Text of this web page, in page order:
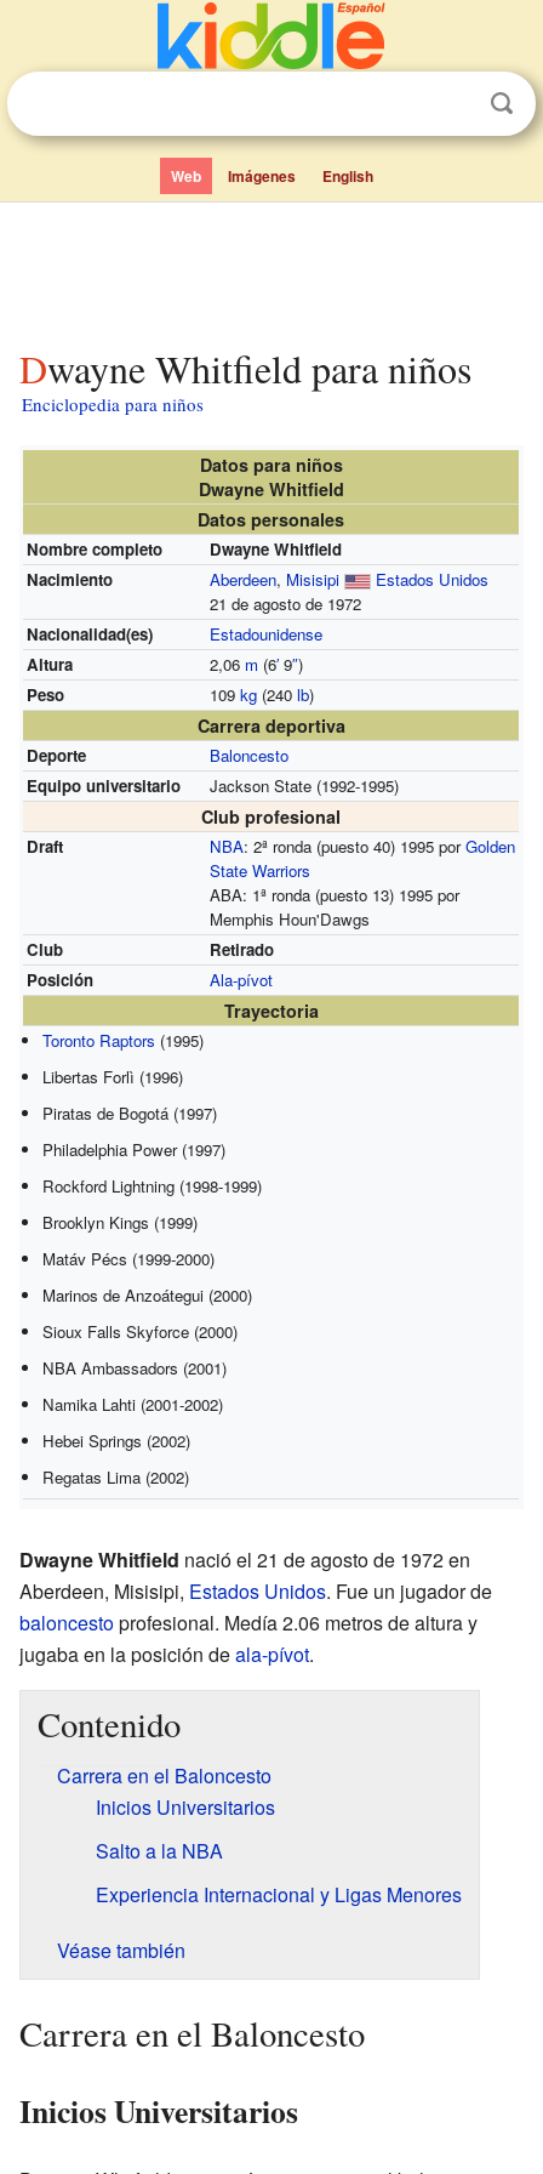
Web Imágenes English
Dwayne Whitfield para niños
Enciclopedia para niños
Datos para niños
Dwayne Whitfield
Datos personales
Nombre completo
Dwayne Whitfield
Nacimiento
Aberdeen, Misisipi
Estados Unidos
21 de agosto de 1972
Nacionalidad(es)
Estadounidense
Altura
2,06 m (6′9″)
Peso
109 kg(240 lb)
Carrera deportiva
Deporte
Baloncesto
Equipo universitario
Jackson State (1992-1995)
Club profesional
Draft NBA: 2ª ronda (puesto 40) 1995 porGolden
State Warriors
ABA: 1ª ronda (puesto 13) 1995 por
Memphis Houn'Dawgs
Club
Retirado
Posición
Ala-pívot
Trayectoria
Toronto Raptors (1995)
Libertas Forlì (1996)
Piratas de Bogotá (1997)
Philadelphia Power (1997)
Rockford Lightning (1998-1999)
Brooklyn Kings (1999)
Matáv Pécs (1999-2000)
Marinos de Anzoátegui (2000)
Sioux Falls Skyforce (2000)
NBA Ambassadors (2001)
Namika Lahti (2001-2002)
Hebei Springs (2002)
Regatas Lima (2002)
Dwayne Whitfield nació el 21 de agosto de 1972 en
Aberdeen, Misisipi, Estados Unidos. Fue un jugador de
baloncestoprofesional. Medía 2.06 metros de altura y
jugaba en la posición deala-pívot.
Contenido
Carrera en el Baloncesto
Inicios Universitarios
Salto a la NBA
Experiencia Internacional y Ligas Menores
Véase también
Carrera en el Baloncesto
Inicios Universitarios